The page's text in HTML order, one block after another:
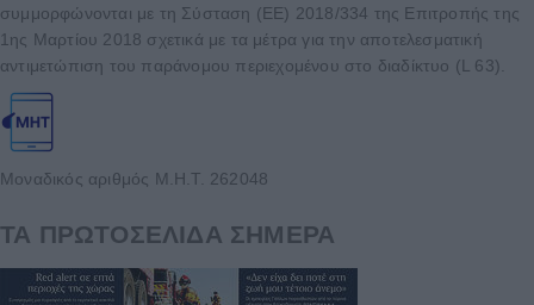
συμμορφώνονται με τη Σύσταση (ΕΕ) 2018/334 της Επιτροπής της
1ης Μαρτίου 2018 σχετικά με τα μέτρα για την αποτελεσματική
αντιμετώπιση του παράνομου περιεχομένου στο διαδίκτυο (L 63).
Μοναδικός αριθμός Μ.Η.Τ. 262048
ΤΑ ΠΡΩΤΟΣΕΛΙΔΑ ΣΗΜΕΡΑ